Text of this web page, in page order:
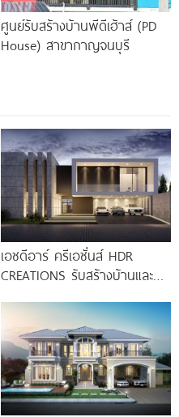
ศูนย์รับสร้างบ้านพีดีเฮ้าส์ (PD
House) สาขากาญจนบุรี
เอชดีอาร์ ครีเอชั่นส์ HDR
CREATIONS รับสร้างบ้านและ